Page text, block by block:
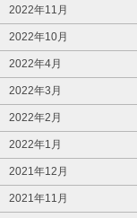
2022年11月
2022年10月
2022年4月
2022年3月
2022年2月
2022年1月
2021年12月
2021年11月